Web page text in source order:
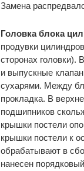
Замена
Головка блока
продувки
сторонах головки).
и выпускные
сухарями. Между
прокладка. В
подшипников
крышки постели
крышки постели к
обрабатывают в
нанесен